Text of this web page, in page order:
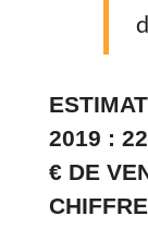
2019 :
€ DE